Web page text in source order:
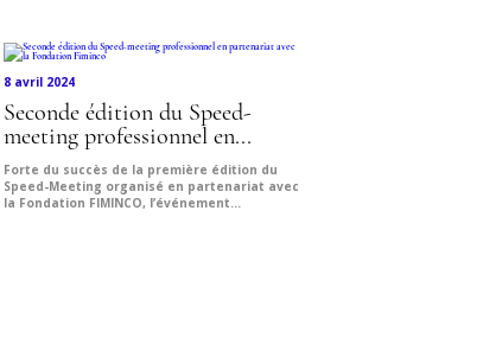
8 avril 2024
Seconde édition du Speed-
meeting professionnel en...
Forte du succès de la première édition du
Speed-Meeting organisé en partenariat avec
la Fondation FIMINCO, l’événement...